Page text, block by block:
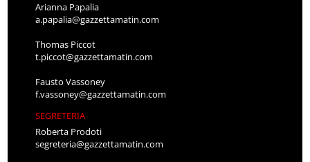
Arianna Papalia
a.papalia@gazzettamatin.com
Thomas Piccot
t.piccot@gazzettamatin.com
Fausto Vassoney
f.vassoney@gazzettamatin.com
SEGRETERIA
Roberta Prodoti
segreteria@gazzettamatin.com